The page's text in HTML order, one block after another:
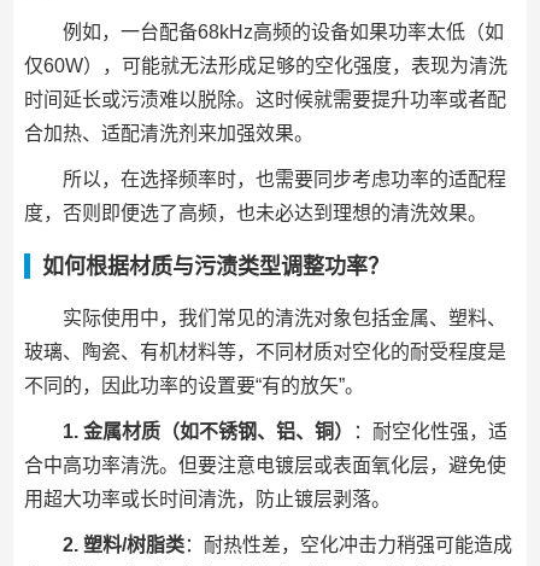
例如，一台配备68kHz高频的设备如果功率太低（如
仅60W），可能就无法形成足够的空化强度，表现为清洗
时间延长或污渍难以脱除。这时候就需要提升功率或者配
合加热、适配清洗剂来加强效果。
所以，在选择频率时，也需要同步考虑功率的适配程
度，否则即便选了高频，也未必达到理想的清洗效果。
如何根据材质与污渍类型调整功率？
实际使用中，我们常见的清洗对象包括金属、塑料、
玻璃、陶瓷、有机材料等，不同材质对空化的耐受程度是
不同的，因此功率的设置要“有的放矢”。
1. 金属材质（如不锈钢、铝、铜）
：耐空化性强，适
合中高功率清洗。但要注意电镀层或表面氧化层，避免使
用超大功率或长时间清洗，防止镀层剥落。
2. 塑料/树脂类：耐热性差，空化冲击力稍强可能造成